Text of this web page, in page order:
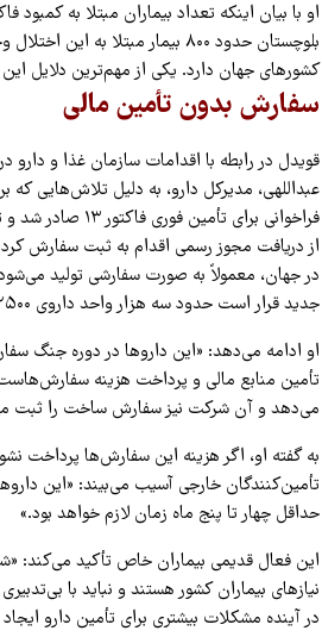
بلوچستان حدود ۸۰۰ بیمار مبتلا
کشورهای جهان دارد. یکی از مهم‌ترین دلایل
سفارش بدون تأمین مالی
قویدل در رابطه با اقدامات سازمان غذا و
عبداللهی، مدیرکل دارو، به دلیل تلاش‌هایی که
فراخوانی برای
از دریافت مجوز رسمی اقدام به ثبت سفارش
جدید قرار است حدود سه هزار واحد داروی ۲۵۰۰ واحدی تأمین شود که معادل چندین برابر حجم واردات قبلی است.»
او ادامه می‌دهد: «این داروها در دوره جنگ
تأمین منابع مالی و پرداخت هزینه
می‌دهد و آن شرکت نیز سفارش ساخت را ثبت
به گفته او، اگر هزینه این سفارش‌ها پرداخت
تأمین‌کنندگان خارجی آسیب می‌بیند: «این
حداقل چهار تا پنج ماه زمان لازم خواهد بود.»
این فعال قدیمی بیماران خاص تأکید می‌کند:
نیازهای بیماران کشور هستند و نباید با
در آینده مشکلات بیشتری برای تأمین دارو